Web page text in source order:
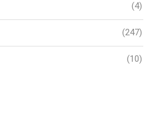
(4)
(247)
(10)